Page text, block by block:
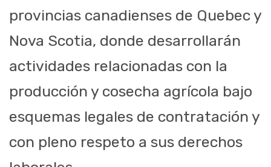
provincias canadienses de Quebec y
Nova Scotia, donde desarrollarán
actividades relacionadas con la
producción y cosecha agrícola bajo
esquemas legales de contratación y
con pleno respeto a sus derechos